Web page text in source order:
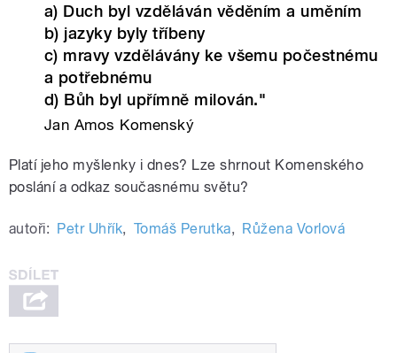
a) Duch byl vzděláván věděním a uměním
b) jazyky byly tříbeny
c) mravy vzdělávány ke všemu počestnému
a potřebnému
d) Bůh byl upřímně milován."
Jan Amos Komenský
Platí jeho myšlenky i dnes? Lze shrnout Komenského
poslání a odkaz současnému světu?
autoři: Petr Uhřík, Tomáš Perutka, Růžena Vorlová